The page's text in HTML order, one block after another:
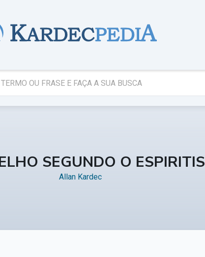
SEGUNDO O
Allan Kardec